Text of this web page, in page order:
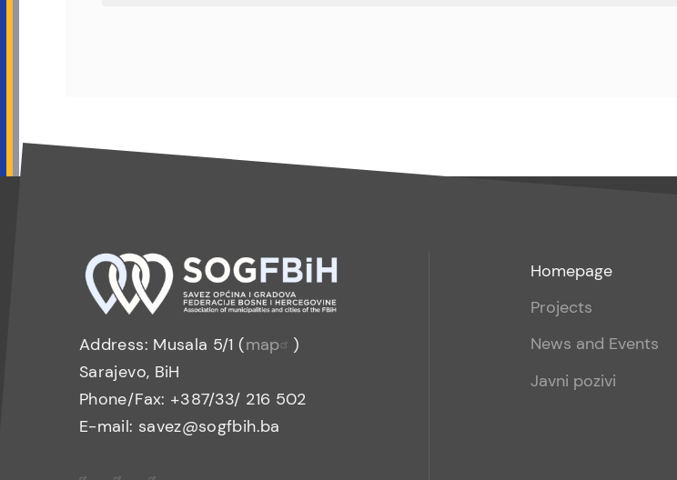
Address: Musala 5/1 (map
)
Sarajevo, BiH
Phone/Fax: +387/33/ 216 502
E-mail: savez@sogfbih.ba
Footer
menu
Homepage
Projects
News and Events
Javni pozivi